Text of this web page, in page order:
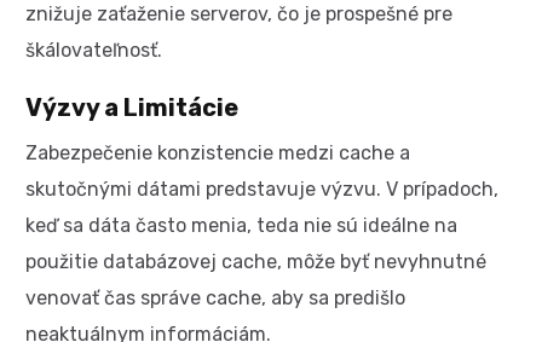
znižuje zaťaženie serverov, čo je prospešné pre
škálovateľnosť.
Výzvy a Limitácie
Zabezpečenie konzistencie medzi cache a
skutočnými dátami predstavuje výzvu. V prípadoch,
keď sa dáta často menia, teda nie sú ideálne na
použitie databázovej cache, môže byť nevyhnutné
venovať čas správe cache, aby sa predišlo
neaktuálnym informáciám.